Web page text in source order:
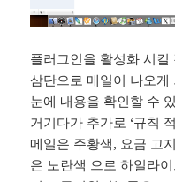
플러그인을 활성화 시
삼단으로 메일이 나오
눈에 내용을 확인할 수
거기다가 추가로 ‘규칙
메일은 주황색, 요금 고
은 노란색 으로 하일라